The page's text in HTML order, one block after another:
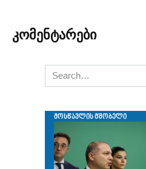
კომენტარები
Search
for: